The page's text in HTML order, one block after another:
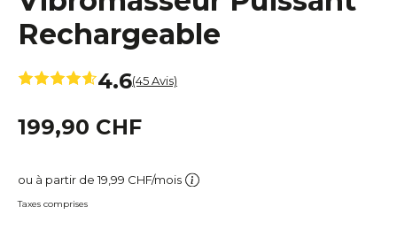
Rechargeable
4.6(45 Avis)
199,90 CHF
ou à partir de 19,99 CHF/mois
Taxes comprises